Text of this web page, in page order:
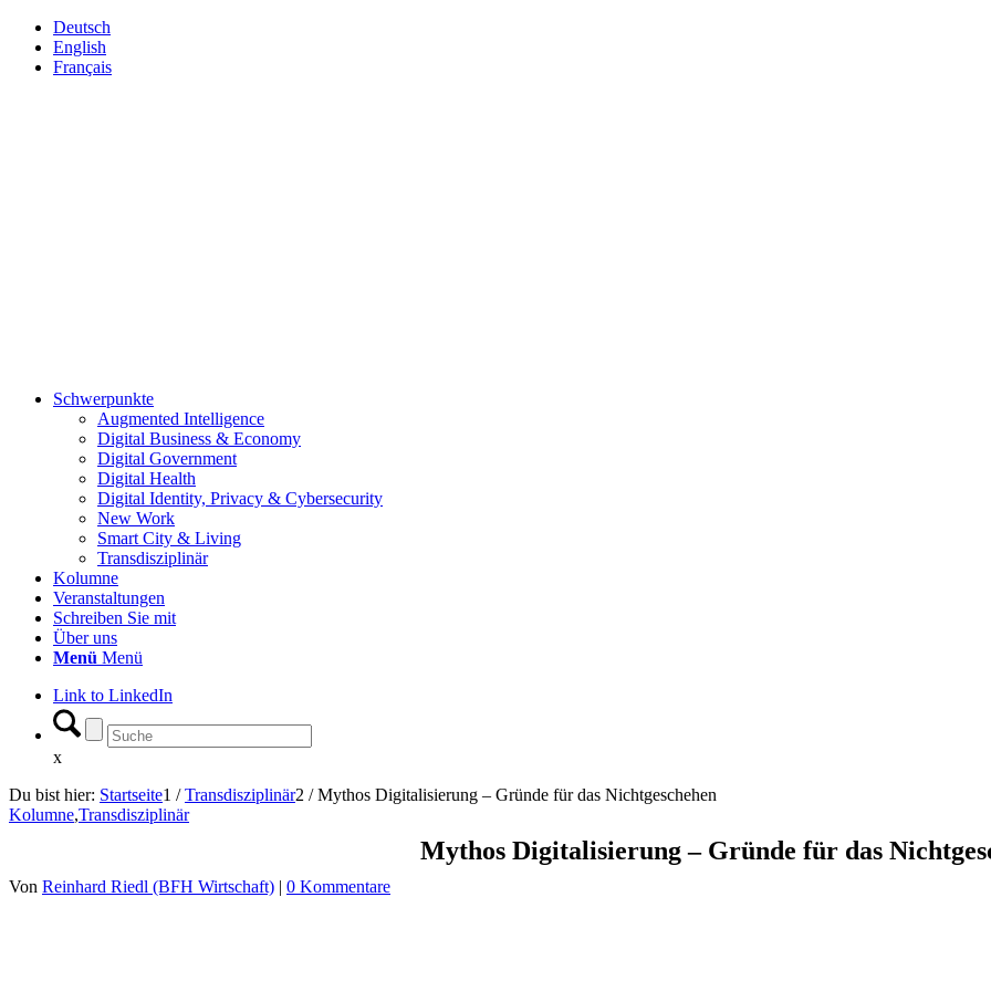
Deutsch
English
Français
Schwerpunkte
Augmented Intelligence
Digital Business & Economy
Digital Government
Digital Health
Digital Identity, Privacy & Cybersecurity
New Work
Smart City & Living
Transdisziplinär
Kolumne
Veranstaltungen
Schreiben Sie mit
Über uns
Menü Menü
Link to LinkedIn
x
Du bist hier: Startseite1 / Transdisziplinär2 / Mythos Digitalisierung – Gründe für das Nichtgeschehen
Kolumne,Transdisziplinär
Mythos Digitalisierung – Gründe für das
Von Reinhard Riedl (BFH Wirtschaft) | 0 Kommentare